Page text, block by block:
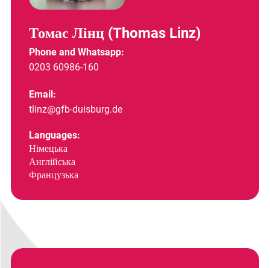
Томас Лінц (Thomas Linz)
Phone and Whatsapp:
0203 60986-160
Email:
tlinz@gfb-duisburg.de
Languages:
Німецька
Англійська
Французька